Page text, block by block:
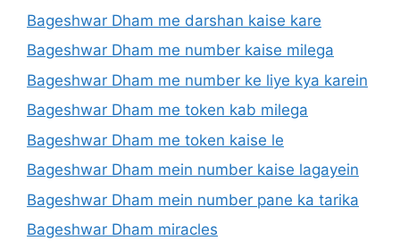
Bageshwar Dham me darshan kaise kare
Bageshwar Dham me number kaise milega
Bageshwar Dham me number ke liye kya karein
Bageshwar Dham me token kab milega
Bageshwar Dham me token kaise le
Bageshwar Dham mein number kaise lagayein
Bageshwar Dham mein number pane ka tarika
Bageshwar Dham miracles